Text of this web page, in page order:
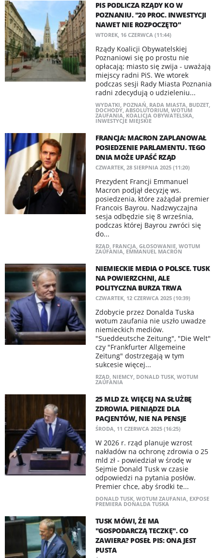
PIS PODLICZA RZĄDY KO W
POZNANIU. "20 PROC. INWESTYCJI
NAWET NIE ROZPOCZĘTO"
WTOREK, 16 CZERWCA (11:44)
Rządy Koalicji Obywatelskiej
Poznaniowi się po prostu nie
opłacają; miasto się zwija - uważają
miejscy radni PiS. We wtorek
podczas sesji Rady Miasta Poznania
radni zdecydują o udzieleniu...
WYDATKI, POZNAŃ, RADA MIASTA, BUDZET,
DOCHODY, ABSOLUTORIUM, WOTUM
ZAUFANIA, KOALICJA OBYWATELSKA,
INWESTYCJE MIEJSKIE
FRANCJA: MACRON ZAPLANOWAŁ
POSIEDZENIE PARLAMENTU. TEGO
DNIA MOŻE UPAŚĆ RZĄD
CZWARTEK, 28 SIERPNIA 2025 (11:20)
Prezydent Francji Emmanuel
Macron podjął decyzję ws.
posiedzenia, które zażądał premier
Francois Bayrou. Nadzwyczajna
sesja odbędzie się 8 września,
podczas której Bayrou zwróci się
do...
RZĄD, FRANCJA, GŁOSOWANIE, WOTUM
ZAUFANIA, EMMANUEL MACRON
NIEMIECKIE MEDIA O POLSCE. TUSK
NA POWIERZCHNI, ALE
POLITYCZNA BURZA TRWA
CZWARTEK, 12 CZERWCA 2025 (10:39)
Zdobycie przez Donalda Tuska
wotum zaufania nie uszło uwadze
niemieckich mediów.
"Sueddeutsche Zeitung", "Die Welt"
czy "Frankfurter Allgemeine
Zeitung" dostrzegają w tym
sukcesie więcej...
RZĄD, NIEMCY, DONALD TUSK, WOTUM
ZAUFANIA
25 MLD ZŁ WIĘCEJ NA SŁUŻBĘ
ZDROWIA. PIENIĄDZE DLA
PACJENTÓW, NIE NA PENSJE
ŚRODA, 11 CZERWCA 2025 (16:25)
W 2026 r. rząd planuje wzrost
nakładów na ochronę zdrowia o 25
mld zł - powiedział w środę w
Sejmie Donald Tusk w czasie
odpowiedzi na pytania posłów.
Premier chce, aby środki te...
DONALD TUSK, WOTUM ZAUFANIA, EXPOSE
PREMIERA DONALDA TUSKA
TUSK MÓWI, ŻE MA
"GOSPODARCZĄ TECZKĘ". CO
ZAWIERA? POSEŁ PIS: ONA JEST
PUSTA